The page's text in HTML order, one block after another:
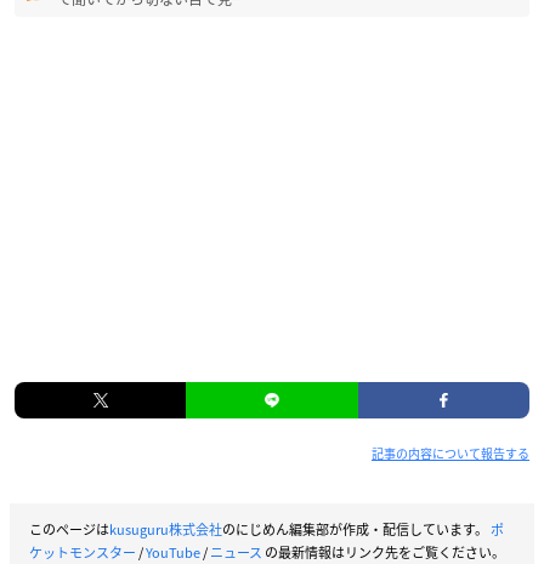
記事の内容について報告する
このページはkusuguru株式会社のにじめん編集部が作成・配信しています。 ポ
ケットモンスター/YouTube/ニュース の最新情報はリンク先をご覧ください。